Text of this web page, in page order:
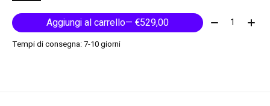
Aggiungi al carrello — €529,00 Quantità:
Tempi di consegna: 7-10 giorni